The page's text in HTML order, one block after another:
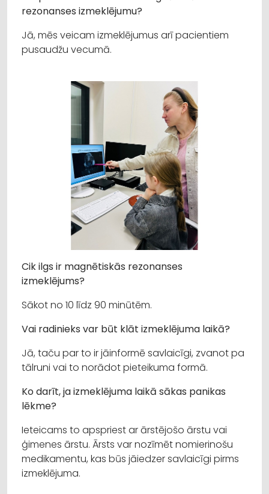
rezonanses izmeklējumu?
Jā, mēs veicam izmeklējumus arī pacientiem
pusaudžu vecumā.
Cik ilgs ir magnētiskās rezonanses
izmeklējums?
Sākot no 10 līdz 90 minūtēm.
Vai radinieks var būt klāt izmeklējuma laikā?
Jā, taču par to ir jāinformē savlaicīgi, zvanot pa
tālruni vai to norādot pieteikuma formā.
Ko darīt, ja izmeklējuma laikā sākas panikas
lēkme?
Ieteicams to apspriest ar ārstējošo ārstu vai
ģimenes ārstu. Ārsts var nozīmēt nomierinošu
medikamentu, kas būs jāiedzer savlaicīgi pirms
izmeklējuma.